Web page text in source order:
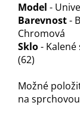
Model -
Barevnost-
Chromová
Sklo-
(62)
Možné
na